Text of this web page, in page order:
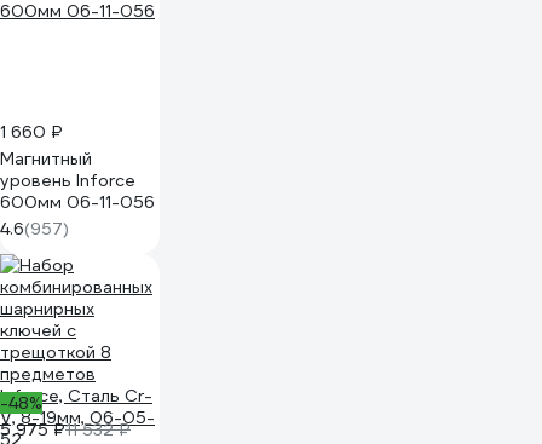
1 660 ₽
Магнитный
уровень Inforce
600мм 06-11-056
4.6(957)
-48%
5 975 ₽11 532 ₽